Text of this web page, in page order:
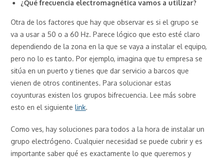
¿Qué frecuencia electromagnética vamos a utilizar?
Otra de los factores que hay que observar es si el grupo se
va a usar a 50 o a 60 Hz. Parece lógico que esto esté claro
dependiendo de la zona en la que se vaya a instalar el equipo,
pero no lo es tanto. Por ejemplo, imagina que tu empresa se
sitúa en un puerto y tienes que dar servicio a barcos que
vienen de otros continentes. Para solucionar estas
coyunturas existen los grupos bifrecuencia. Lee más sobre
esto en el siguientelink.
Como ves, hay soluciones para todos a la hora de instalar un
grupo electrógeno. Cualquier necesidad se puede cubrir y es
importante saber qué es exactamente lo que queremos y